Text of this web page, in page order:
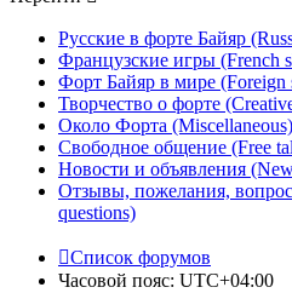
Русские в форте Байяр
Французские игры (French
Форт Байяр в мире (Foreign
Творчество о форте
Около Форта (Miscellaneous)
Свободное общение (Free
Новости и объявления
Отзывы, пожелания,
questions)
Список форумов
Часовой пояс: UTC+04:00